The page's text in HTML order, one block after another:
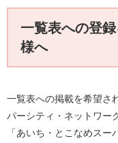
一覧表への登
様へ
一覧表への掲載を希望さ
パーシティ・ネットワー
「あいち・とこなめス